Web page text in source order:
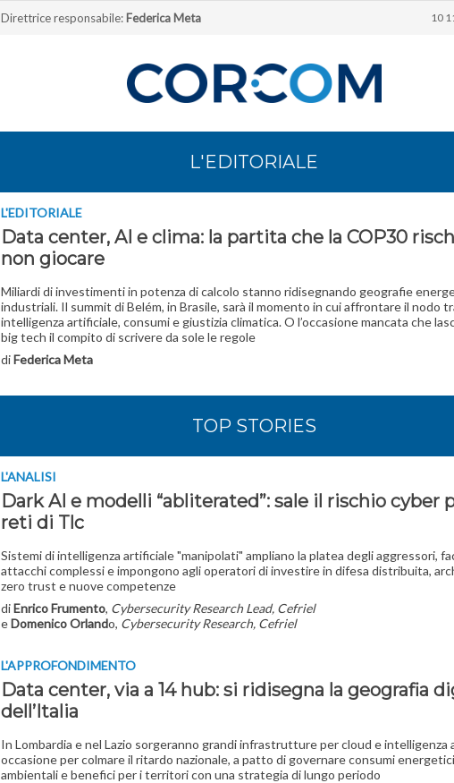
Direttrice responsabile: Federica Meta 10
L'EDITORIALE
L'EDITORIALE
Data center, AI e clima: la partita che la COP30
non giocare
Miliardi di investimenti in potenza di calcolo stanno ridisegnando geografie
industriali. Il summit di Belém, in Brasile, sarà il momento in cui affrontare il nodo
intelligenza artificiale, consumi e giustizia climatica. O l’occasione mancata che
big tech il compito di scrivere da sole le regole
diFederica Meta
TOP STORIES
L'ANALISI
Dark AI e modelli “abliterated”: sale il rischio cyber
reti di Tlc
Sistemi di intelligenza artificiale "manipolati" ampliano la platea degli aggressori,
attacchi complessi e impongono agli operatori di investire in difesa distribuita,
zero trust e nuove competenze
diEnrico Frumento, Cybersecurity Research Lead, Cefriel
eDomenico Orlando, Cybersecurity Research, Cefriel
L'APPROFONDIMENTO
Data center, via a 14 hub: si ridisegna la geografia
dell’Italia
In Lombardia e nel Lazio sorgeranno grandi infrastrutture per cloud e intelligenza
occasione per colmare il ritardo nazionale, a patto di governare consumi
ambientali e benefici per i territori con una strategia di lungo periodo